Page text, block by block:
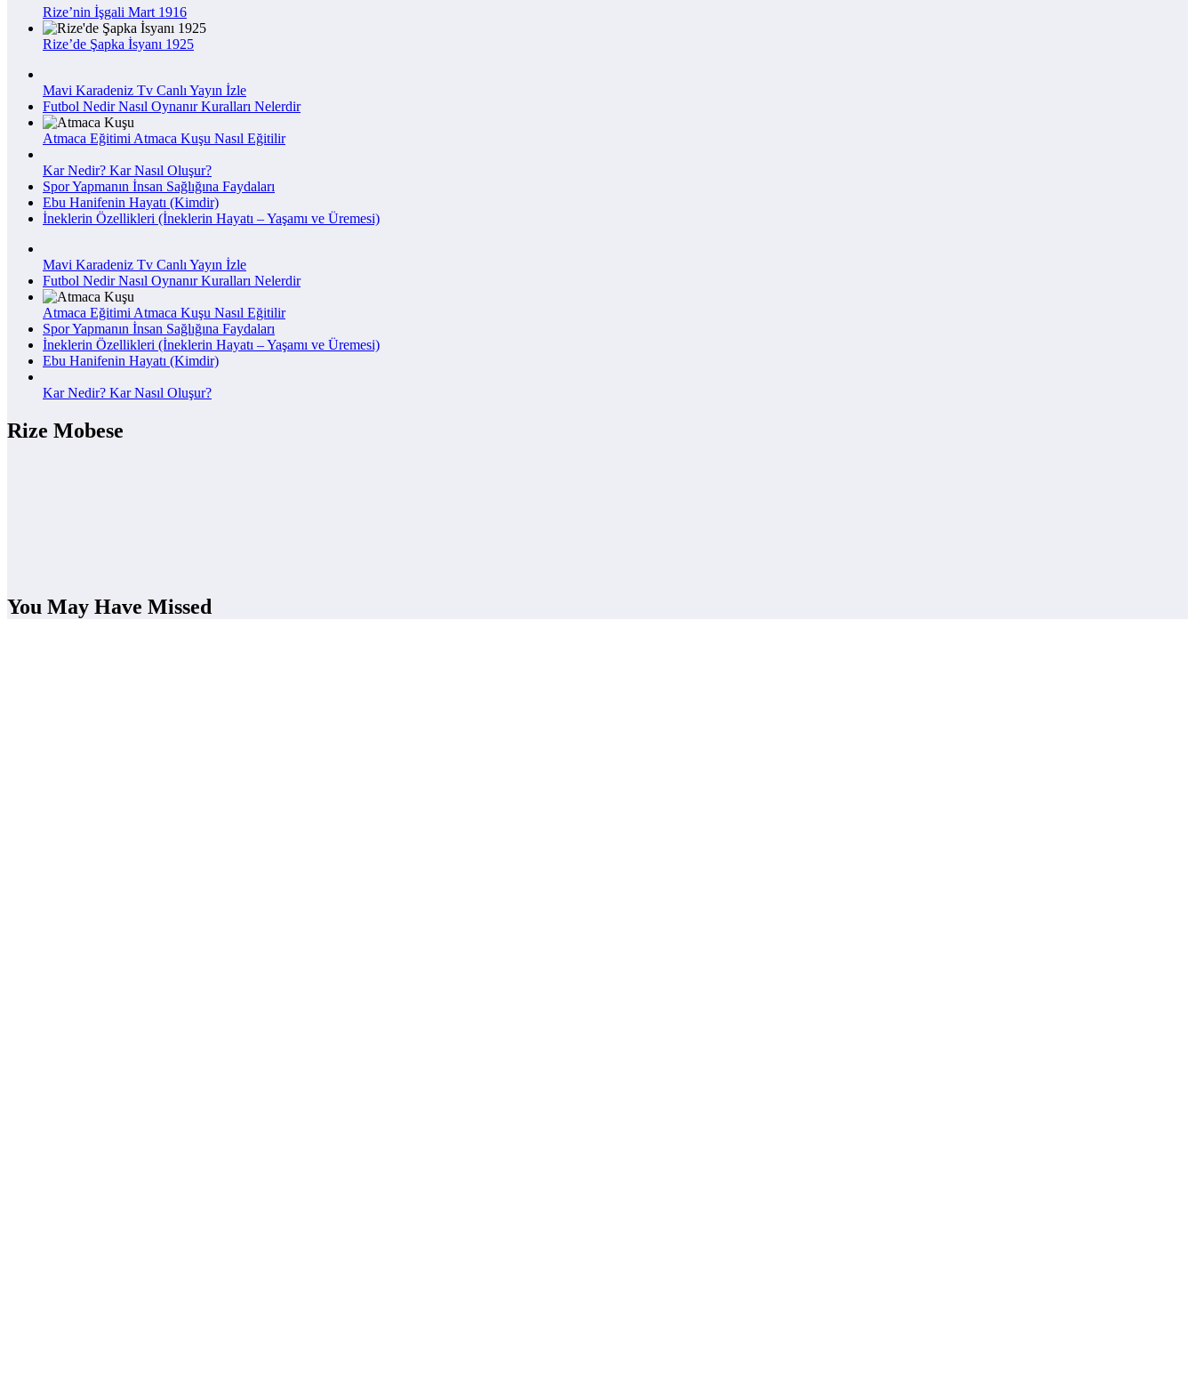
Rize’nin İşgali Mart 1916
Rize’de Şapka İsyanı 1925
Mavi Karadeniz Tv Canlı Yayın İzle
Futbol Nedir Nasıl Oynanır Kuralları Nelerdir
Atmaca Eğitimi Atmaca Kuşu Nasıl Eğitilir
Kar Nedir? Kar Nasıl Oluşur?
Spor Yapmanın İnsan Sağlığına Faydaları
Ebu Hanifenin Hayatı (Kimdir)
İneklerin Özellikleri (İneklerin Hayatı – Yaşamı ve Üremesi)
Mavi Karadeniz Tv Canlı Yayın İzle
Futbol Nedir Nasıl Oynanır Kuralları Nelerdir
Atmaca Eğitimi Atmaca Kuşu Nasıl Eğitilir
Spor Yapmanın İnsan Sağlığına Faydaları
İneklerin Özellikleri (İneklerin Hayatı – Yaşamı ve Üremesi)
Ebu Hanifenin Hayatı (Kimdir)
Kar Nedir? Kar Nasıl Oluşur?
Rize Mobese
You May Have Missed